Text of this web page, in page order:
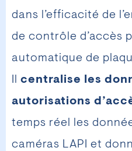
dans l’efficacité de
de contrôle d’accès
automatique de
centralise les
autorisations
temps réel les
caméras LAPI et